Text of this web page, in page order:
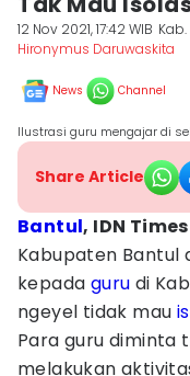
12 Nov 2021, 17:42 WIB
Hironymus Daruwaskita
News Channel
Ilustrasi guru mengajar di
Share Article
Bantul, IDN
Kabupaten Bantul
kepada guru di
ngeyel tidak mau
Para guru diminta
melakukan